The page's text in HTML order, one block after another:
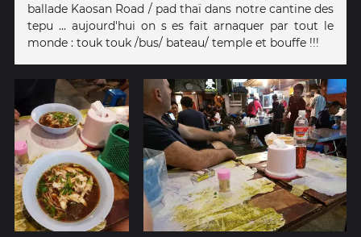
ballade Kaosan Road / pad thaï dans notre cantine des
tepu ... aujourd'hui on s es fait arnaquer par tout le
monde : touk touk /bus/ bateau/ temple et bouffe !!!